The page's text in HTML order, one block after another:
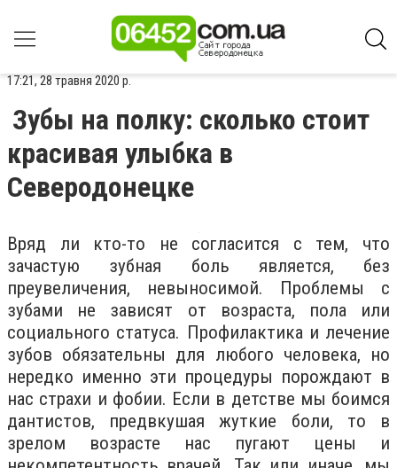
17:21, 28 травня 2020 р.
Зубы на полку: сколько стоит
красивая улыбка в
Северодонецке
Вряд ли кто-то не согласится с тем, что
зачастую зубная боль является, без
преувеличения, невыносимой. Проблемы с
зубами не зависят от возраста, пола или
социального статуса. Профилактика и лечение
зубов обязательны для любого человека, но
нередко именно эти процедуры порождают в
нас страхи и фобии. Если в детстве мы боимся
дантистов, предвкушая жуткие боли, то в
зрелом возрасте нас пугают цены и